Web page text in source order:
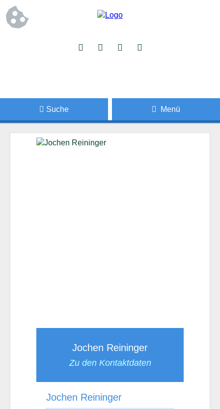
Suche Menü
Jochen Reininger
Zu den Kontaktdaten
Jochen Reininger